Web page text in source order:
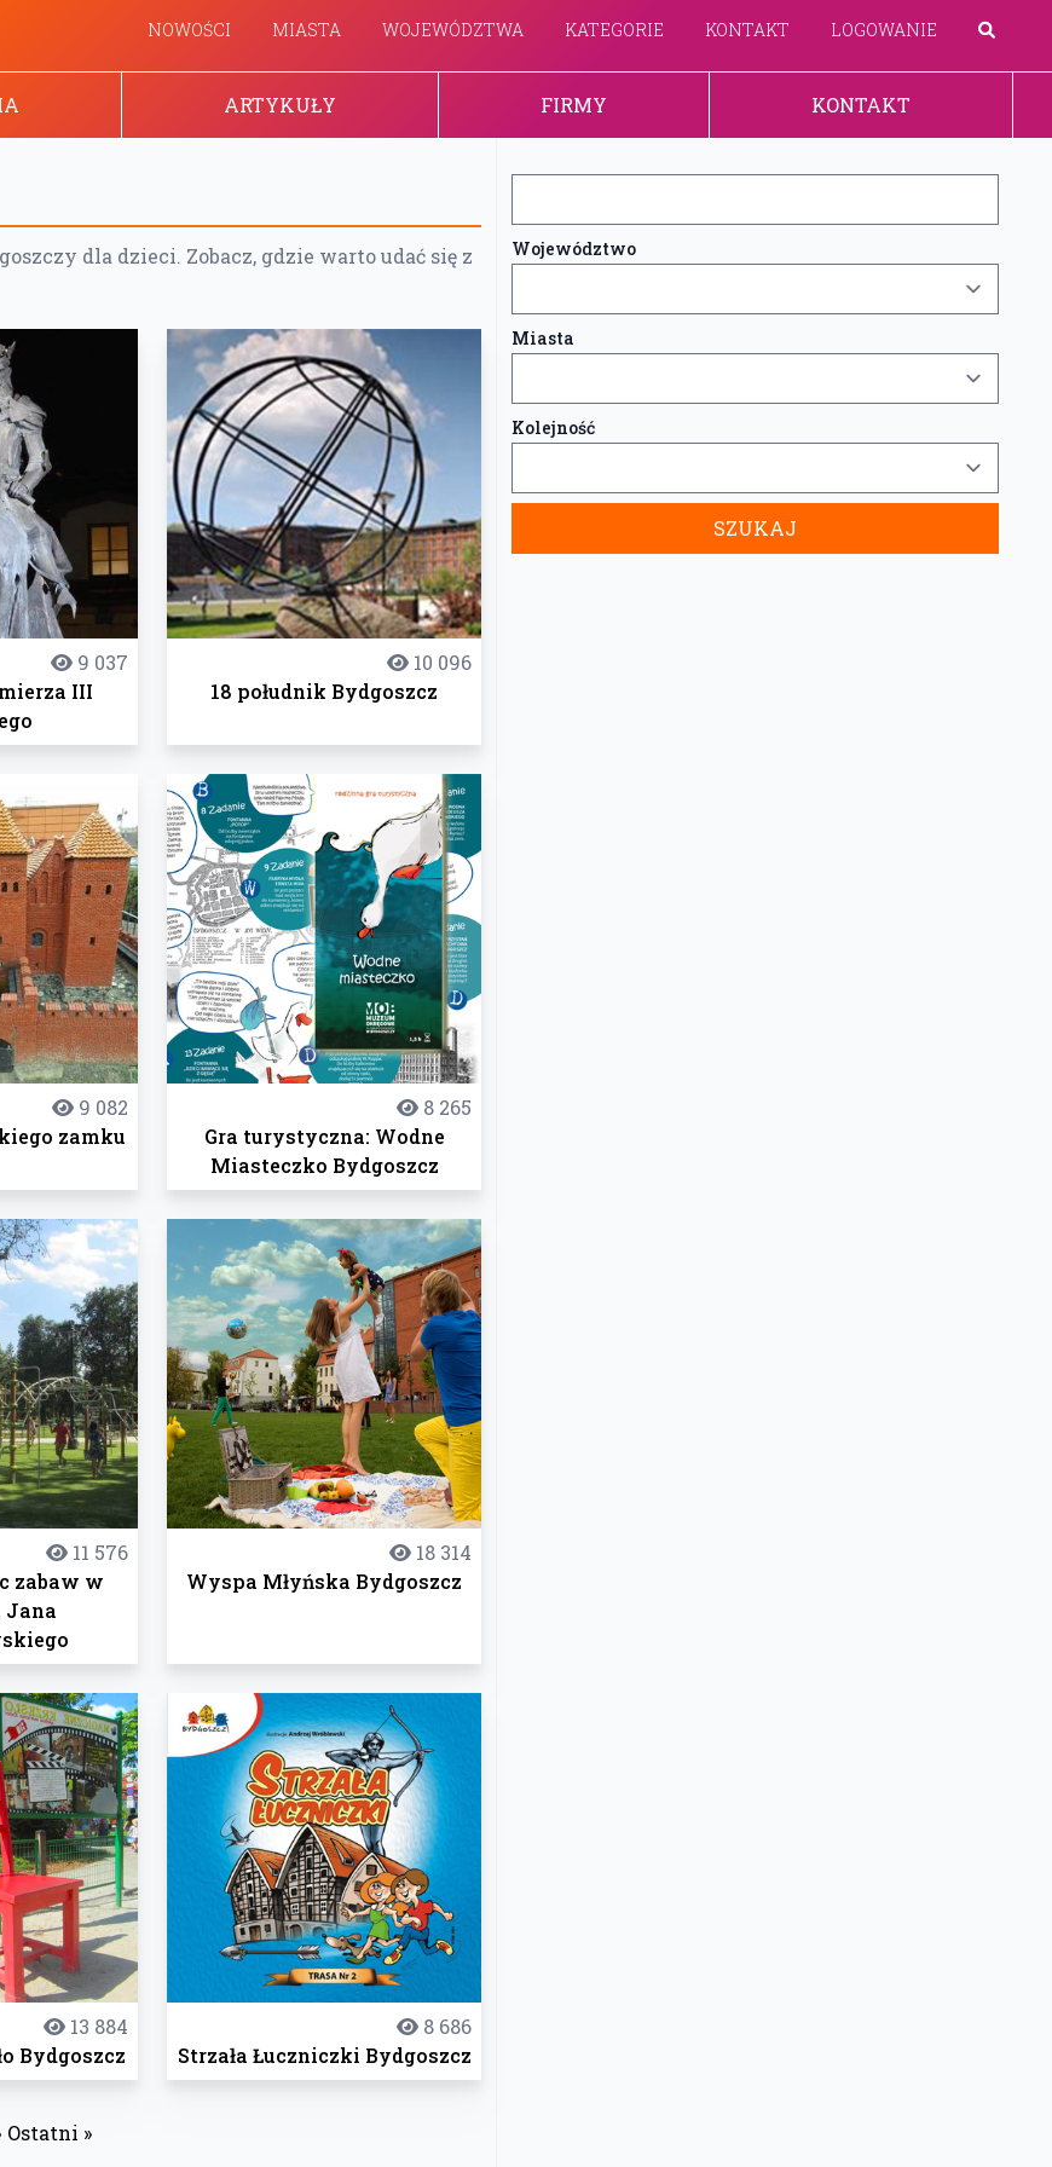
NOWOŚCI MIASTA WOJEWÓDZTWA KATEGORIE KONTAKT LOGOWANIE
ARTYKUŁY FIRMY KONTAKT
dla dzieci. Zobacz, gdzie warto udać się z
9 037
III
10 096
18 południk Bydgoszcz
9 082
zamku
8 265
Gra turystyczna: Wodne
Miasteczko Bydgoszcz
11 576
zabaw w
Jana
18 314
Wyspa Młyńska Bydgoszcz
13 884
Bydgoszcz
8 686
Strzała Łuczniczki Bydgoszcz
Ostatni »
Województwo
Miasta
Kolejność